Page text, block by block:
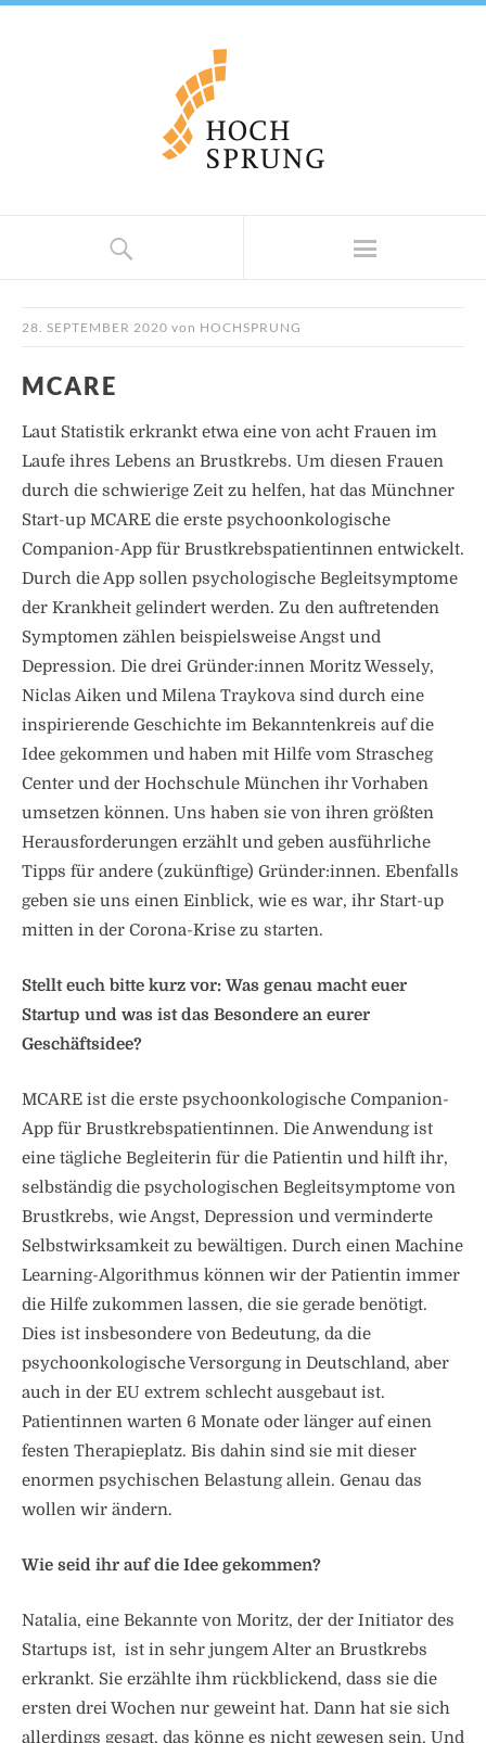
28. SEPTEMBER 2020 von HOCHSPRUNG
MCARE
Laut Statistik erkrankt etwa eine von acht Frauen im
Laufe ihres Lebens an Brustkrebs. Um diesen Frauen
durch die schwierige Zeit zu helfen, hat das Münchner
Start-up MCARE die erste psychoonkologische
Companion-App für Brustkrebspatientinnen entwickelt.
Durch die App sollen psychologische Begleitsymptome
der Krankheit gelindert werden. Zu den auftretenden
Symptomen zählen beispielsweise Angst und
Depression. Die drei Gründer:innen Moritz Wessely,
Niclas Aiken und Milena Traykova sind durch eine
inspirierende Geschichte im Bekanntenkreis auf die
Idee gekommen und haben mit Hilfe vom Strascheg
Center und der Hochschule München ihr Vorhaben
umsetzen können. Uns haben sie von ihren größten
Herausforderungen erzählt und geben ausführliche
Tipps für andere (zukünftige) Gründer:innen. Ebenfalls
geben sie uns einen Einblick, wie es war, ihr Start-up
mitten in der Corona-Krise zu starten.
Stellt euch bitte kurz vor: Was genau macht euer
Startup und was ist das Besondere an eurer
Geschäftsidee?
MCARE ist die erste psychoonkologische Companion-
App für Brustkrebspatientinnen. Die Anwendung ist
eine tägliche Begleiterin für die Patientin und hilft ihr,
selbständig die psychologischen Begleitsymptome von
Brustkrebs, wie Angst, Depression und verminderte
Selbstwirksamkeit zu bewältigen. Durch einen Machine
Learning-Algorithmus können wir der Patientin immer
die Hilfe zukommen lassen, die sie gerade benötigt.
Dies ist insbesondere von Bedeutung, da die
psychoonkologische Versorgung in Deutschland, aber
auch in der EU extrem schlecht ausgebaut ist.
Patientinnen warten 6 Monate oder länger auf einen
festen Therapieplatz. Bis dahin sind sie mit dieser
enormen psychischen Belastung allein. Genau das
wollen wir ändern.
Wie seid ihr auf die Idee gekommen?
Natalia, eine Bekannte von Moritz, der der Initiator des
Startups ist, ist in sehr jungem Alter an Brustkrebs
erkrankt. Sie erzählte ihm rückblickend, dass sie die
ersten drei Wochen nur geweint hat. Dann hat sie sich
allerdings gesagt, das könne es nicht gewesen sein. Und